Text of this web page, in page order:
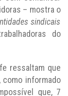
– mostra o
sindicais
do
ressaltam que
como informado
que, 7